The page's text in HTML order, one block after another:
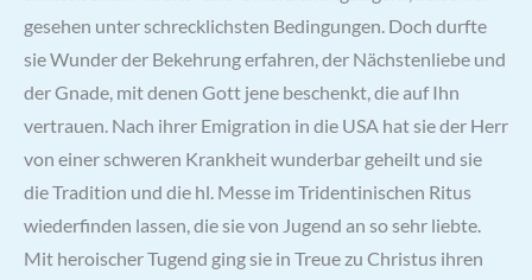
gesehen unter schrecklichsten Bedingungen. Doch durfte
sie Wunder der Bekehrung erfahren, der Nächstenliebe und
der Gnade, mit denen Gott jene beschenkt, die auf Ihn
vertrauen. Nach ihrer Emigration in die USA hat sie der Herr
von einer schweren Krankheit wunderbar geheilt und sie
die Tradition und die hl. Messe im Tridentinischen Ritus
wiederfinden lassen, die sie von Jugend an so sehr liebte.
Mit heroischer Tugend ging sie in Treue zu Christus ihren